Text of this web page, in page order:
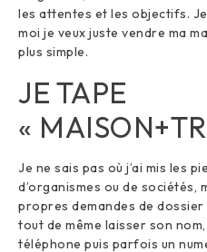
les attentes et les objectifs.
moi je veux juste vendre ma
plus simple.
JE TAPE
«
Je ne sais pas où j’ai mis les
d’organismes ou de sociétés,
propres demandes de
tout de même laisser son
téléphone puis parfois un